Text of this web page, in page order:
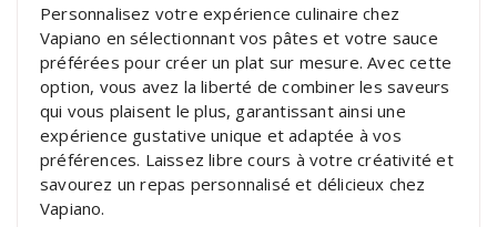
Personnalisez votre expérience culinaire chez
Vapiano en sélectionnant vos pâtes et votre sauce
préférées pour créer un plat sur mesure. Avec cette
option, vous avez la liberté de combiner les saveurs
qui vous plaisent le plus, garantissant ainsi une
expérience gustative unique et adaptée à vos
préférences. Laissez libre cours à votre créativité et
savourez un repas personnalisé et délicieux chez
Vapiano.